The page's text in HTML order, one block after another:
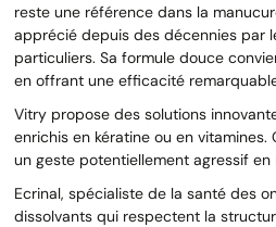
reste une référence dans la
apprécié depuis des décennies par
particuliers. Sa formule douce
en offrant une efficacité
Vitry propose des solutions
enrichis en kératine ou en
un geste potentiellement agressif en
Ecrinal, spécialiste de la santé des
dissolvants qui respectent la